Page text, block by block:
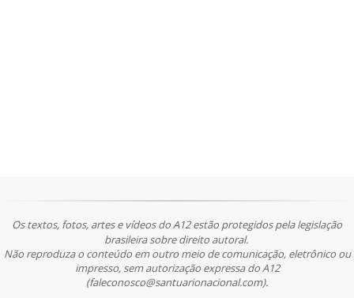
Os textos, fotos, artes e vídeos do A12 estão protegidos pela legislação
brasileira sobre direito autoral.
Não reproduza o conteúdo em outro meio de comunicação, eletrônico ou
impresso, sem autorização expressa do A12
(faleconosco@santuarionacional.com).